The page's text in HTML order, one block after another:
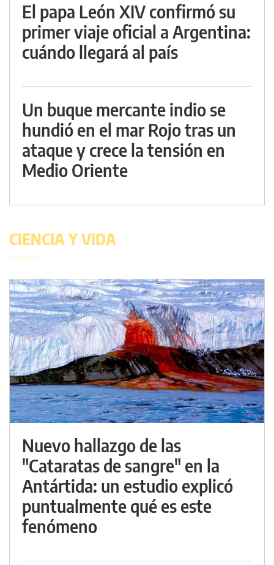
El papa León XIV confirmó su
primer viaje oficial a Argentina:
cuándo llegará al país
Un buque mercante indio se
hundió en el mar Rojo tras un
ataque y crece la tensión en
Medio Oriente
CIENCIA Y VIDA
Nuevo hallazgo de las
"Cataratas de sangre" en la
Antártida: un estudio explicó
puntualmente qué es este
fenómeno